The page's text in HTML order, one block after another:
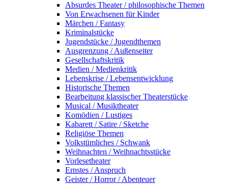
Absurdes Theater / philosophische Themen
Von Erwachsenen für Kinder
Märchen / Fantasy
Kriminalstücke
Jugendstücke / Jugendthemen
Ausgrenzung / Außenseiter
Gesellschaftskritik
Medien / Medienkritik
Lebenskrise / Lebensentwicklung
Historische Themen
Bearbeitung klassischer Theaterstücke
Musical / Musiktheater
Komödien / Lustiges
Kabarett / Satire / Sketche
Religiöse Themen
Volkstümliches / Schwank
Weihnachten / Weihnachtsstücke
Vorlesetheater
Ernstes / Anspruch
Geister / Horror / Abenteuer